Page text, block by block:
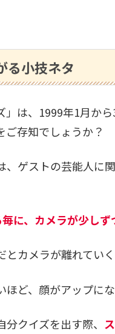
る小技ネタ
」は、1999年1月か
ご存知でしょうか？
、ゲストの芸能人に
に、カメラが少し
とカメラが離れてい
ほど、顔がアップにな
クイズを出す際、